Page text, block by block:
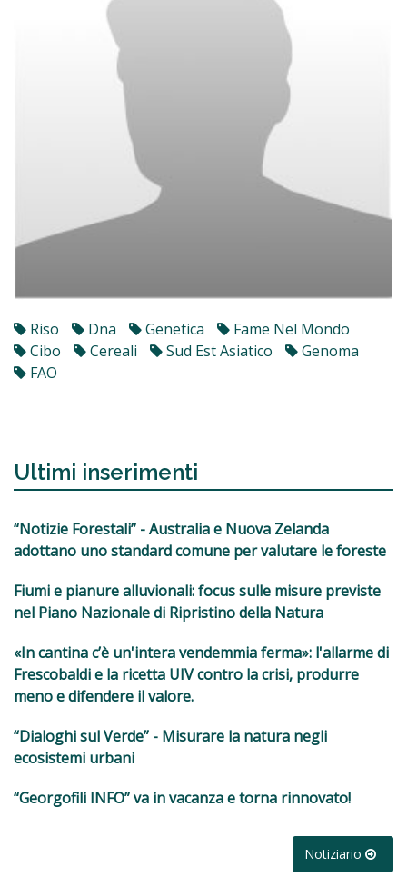
Riso Dna Genetica
Fame Nel Mondo
Cibo
Cereali Sud Est Asiatico
Genoma
FAO
Ultimi inserimenti
“Notizie Forestali” - Australia e Nuova Zelanda
adottano uno standard comune per valutare le foreste
Fiumi e pianure alluvionali: focus sulle misure previste
nel Piano Nazionale di Ripristino della Natura
«In cantina c’è un'intera vendemmia ferma»: l'allarme di
Frescobaldi e la ricetta UIV contro la crisi, produrre
meno e difendere il valore.
“Dialoghi sul Verde” - Misurare la natura negli
ecosistemi urbani
“Georgofili INFO” va in vacanza e torna rinnovato!
Notiziario